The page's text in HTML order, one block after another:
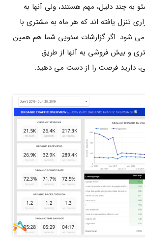
به چند دلیل، مهم هستند، ولی آنها به
تنزل یافته اند که هر ماه به مشتری با
می شود. اگر گزارشات سئویی شما هم همین
و بیش فروشی به آنها از طریق
دارید فرصت را از دست می دهید.